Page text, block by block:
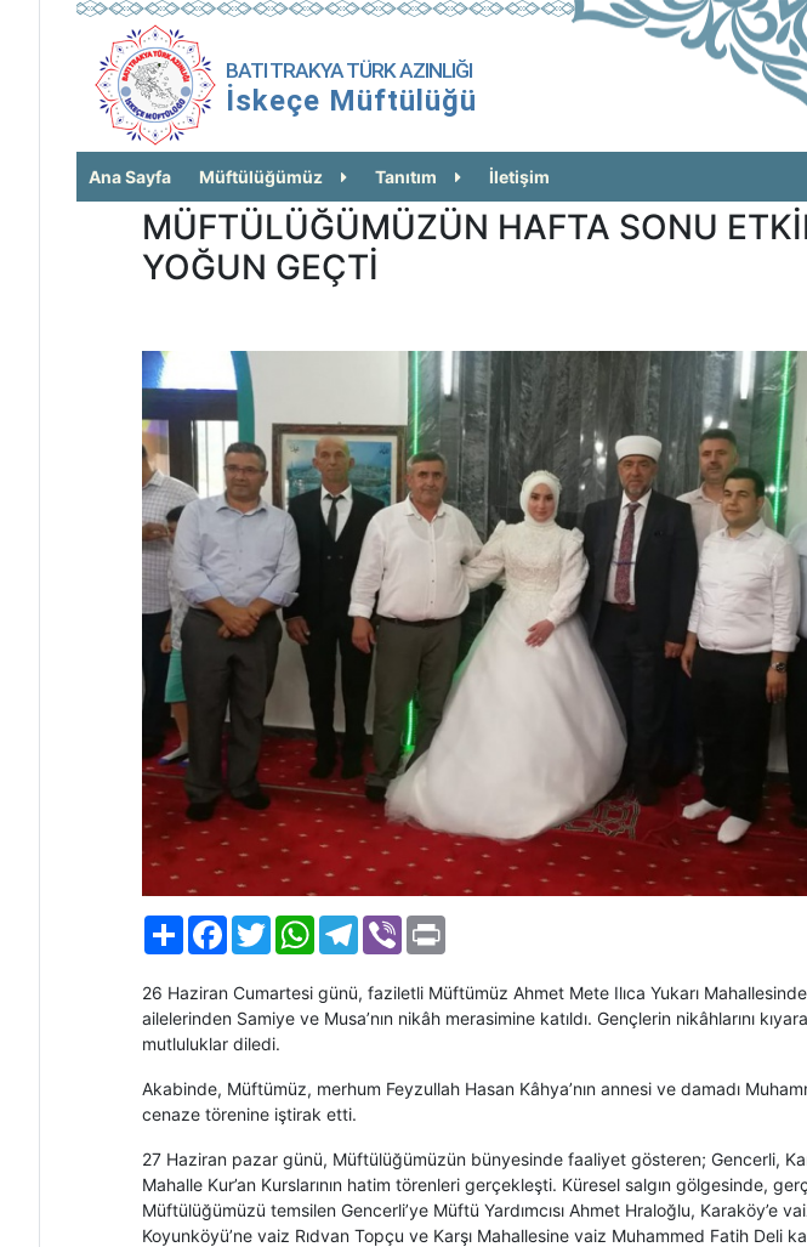
BATI TRAKYA TÜRK AZINLIĞI
İskeçe Müftülüğü
Ana Sayfa Müftülüğümüz Tanıtım İletişim
MÜFTÜLÜĞÜMÜZÜN HAFTA SONU
YOĞUN GEÇTİ
PaylaşFacebook
TwitterWhatsAppTelegram
Viber
26 Haziran Cumartesi günü, faziletli Müftümüz Ahmet Mete Ilıca Yukarı
ailelerinden Samiye ve Musa’nın nikâh merasimine katıldı. Gençlerin nikâhlarını
mutluluklar diledi.
Akabinde, Müftümüz, merhum Feyzullah Hasan Kâhya’nın annesi ve damadı
cenaze törenine iştirak etti.
27 Haziran pazar günü, Müftülüğümüzün bünyesinde faaliyet gösteren; Gencerli,
Mahalle Kur’an Kurslarının hatim törenleri gerçekleşti. Küresel salgın gölgesinde,
Müftülüğümüzü temsilen Gencerli’ye Müftü Yardımcısı Ahmet Hraloğlu, Karaköy’e
Koyunköyü’ne vaiz Rıdvan Topçu ve Karşı Mahallesine vaiz Muhammed Fatih Deli